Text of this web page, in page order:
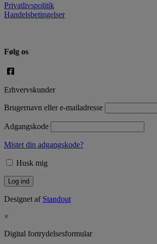
Privatlivspolitik
Handelsbetingelser
Følg os
Erhvervskunder
Brugernavn eller e-mailadresse
Adgangskode
Mistet din adgangskode?
Husk mig
Designet af Standout
×
Digital fortrydelsesformular